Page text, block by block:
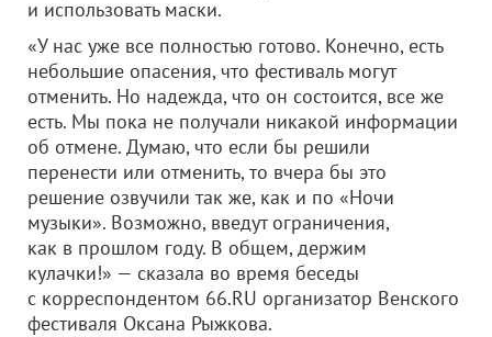
и использовать маски.
«У нас уже все полностью готово. Конечно, есть
небольшие опасения, что фестиваль могут
отменить. Но надежда, что он состоится, все же
есть. Мы пока не получали никакой информации
об отмене. Думаю, что если бы решили
перенести или отменить, то вчера бы это
решение озвучили так же, как и по «Ночи
музыки». Возможно, введут ограничения,
как в прошлом году. В общем, держим
кулачки!» — сказала во время беседы
с корреспондентом 66.RU организатор Венского
фестиваля Оксана Рыжкова.